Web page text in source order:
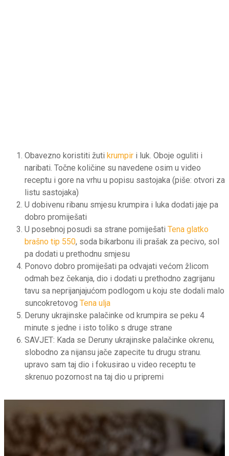
Obavezno koristiti žuti krumpir i luk. Oboje oguliti i
naribati. Točne količine su navedene osim u video
receptu i gore na vrhu u popisu sastojaka (piše: otvori za
listu sastojaka)
U dobivenu ribanu smjesu krumpira i luka dodati jaje pa
dobro promiješati
U posebnoj posudi sa strane pomiješati Tena glatko
brašno tip 550, soda bikarbonu ili prašak za pecivo, sol
pa dodati u prethodnu smjesu
Ponovo dobro promiješati pa odvajati većom žlicom
odmah bez čekanja, dio i dodati u prethodno zagrijanu
tavu sa neprijanjajućom podlogom u koju ste dodali malo
suncokretovog Tena ulja
Deruny ukrajinske palačinke od krumpira se peku 4
minute s jedne i isto toliko s druge strane
SAVJET: Kada se Deruny ukrajinske palačinke okrenu,
slobodno za nijansu jače zapecite tu drugu stranu.
upravo sam taj dio i fokusirao u video receptu te
skrenuo pozornost na taj dio u pripremi